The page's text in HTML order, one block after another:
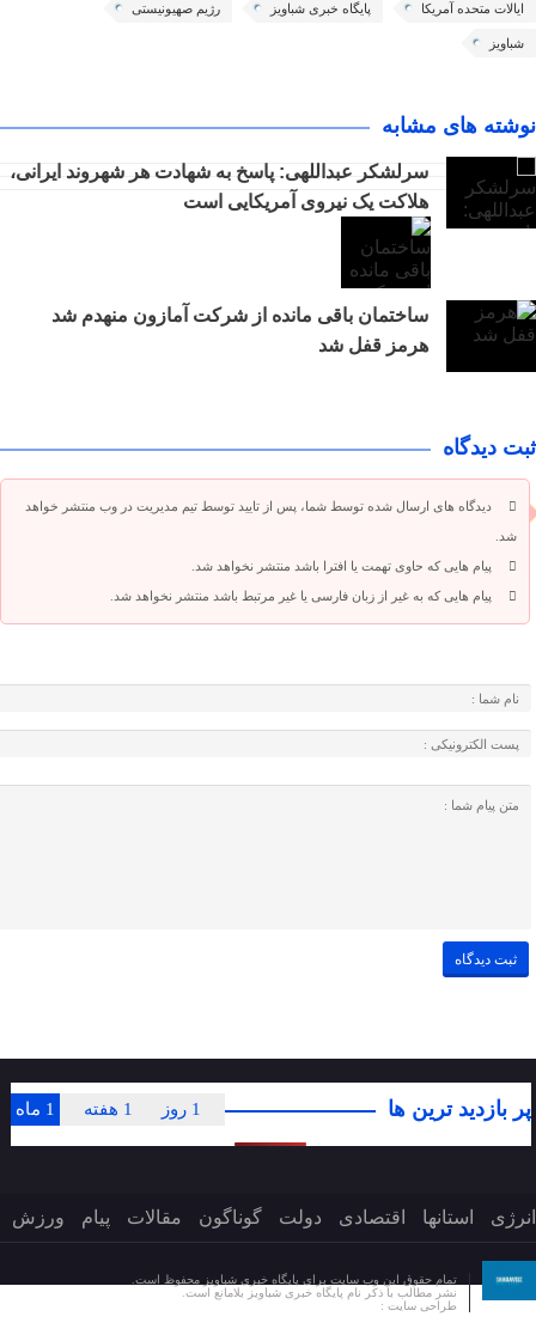
ایالات متحده آمریکا پایگاه خبری شباویز رژیم صهیونیستی
شباویز
نوشته های مشابه
سرلشکر عبداللهی: پاسخ به شهادت هر شهروند ایرانی،
هلاکت یک نیروی آمریکایی است
ساختمان باقی مانده از شرکت آمازون منهدم شد
هرمز قفل شد
ثبت دیدگاه
دیدگاه های ارسال شده توسط شما، پس از تایید توسط تیم مدیریت در وب منتشر خواهد
شد.
پیام هایی که حاوی تهمت یا افترا باشد منتشر نخواهد شد.
پیام هایی که به غیر از زبان فارسی یا غیر مرتبط باشد منتشر نخواهد شد.
پر بازدید ترین ها 1 ماه 1 هفته 1 روز
انرژی استانها اقتصادی دولت گوناگون مقالات پیام ورزش
تمام حقوق این وب سایت برای پایگاه خبری شباویز محفوظ است.
نشر مطالب با ذکر نام پایگاه خبری شباویز بلامانع است.
طراحی سایت :